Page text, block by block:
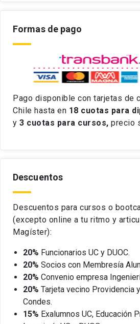
Formas de pago
Pago disponible con tarjetas de
Chile hasta en 18 cuotas para
y 3 cuotas para cursos, precio
Descuentos
Descuentos para cursos o
(excepto online a tu ritmo y
Magíster):
20% Funcionarios UC y DUOC.
20% Socios con Membresía
20% Convenio empresa
20% Tarjeta vecino Providencia
Condes.
15% Exalumnos UC, Educación